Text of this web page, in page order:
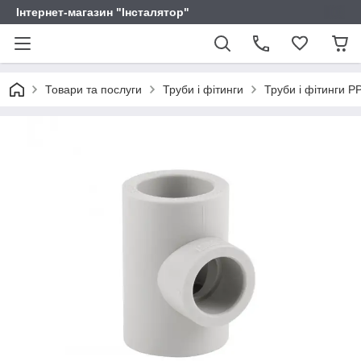
Інтернет-магазин "Інсталятор"
Товари та послуги Труби і фітинги Труби і фітинги